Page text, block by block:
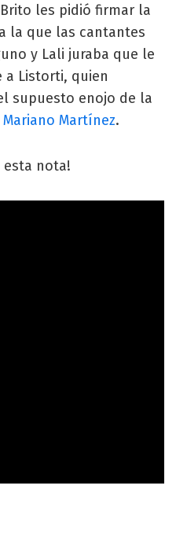
les pidió firmar la
la que las cantantes
y Lali juraba que le
a Listorti, quien
supuesto enojo de la
Mariano Martínez.
esta nota!